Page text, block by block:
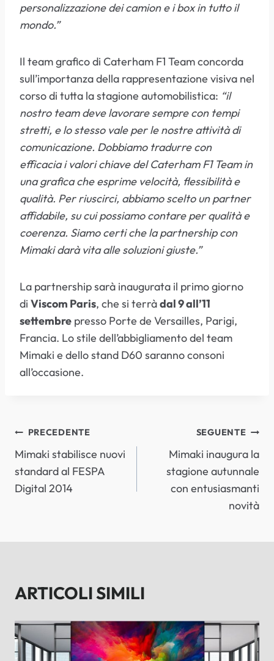
personalizzazione dei camion e i box in tutto il
mondo.”
Il team grafico di Caterham F1 Team concorda
sull’importanza della rappresentazione visiva nel
corso di tutta la stagione automobilistica: “il
nostro team deve lavorare sempre con tempi
stretti, e lo stesso vale per le nostre attività di
comunicazione. Dobbiamo tradurre con
efficacia i valori chiave del Caterham F1 Team in
una grafica che esprime velocità, flessibilità e
qualità. Per riuscirci, abbiamo scelto un partner
affidabile, su cui possiamo contare per qualità e
coerenza. Siamo certi che la partnership con
Mimaki darà vita alle soluzioni giuste.”
La partnership sarà inaugurata il primo giorno
di Viscom Paris, che si terràdal 9 all’11
settembre presso Porte de Versailles, Parigi,
Francia. Lo stile dell’abbigliamento del team
Mimaki e dello stand D60 saranno consoni
all’occasione.
NAVIGAZIONE
ARTICOLI
PRECEDENTE
Mimaki stabilisce nuovi
standard al FESPA
Digital 2014
SEGUENTE
Mimaki inaugura la
stagione autunnale
con entusiasmanti
novità
ARTICOLI SIMILI